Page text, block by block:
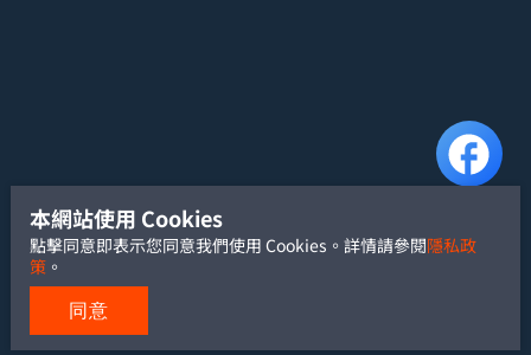
本網站使用 Cookies
點擊同意即表示您同意我們使用 Cookies。詳情請參閱隱私政
策。
同意